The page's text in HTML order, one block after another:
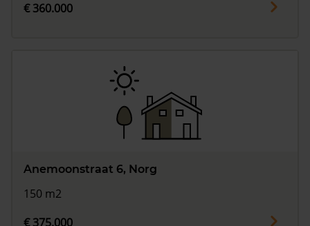
€ 360.000
Anemoonstraat 6, Norg
150 m2
€ 375.000